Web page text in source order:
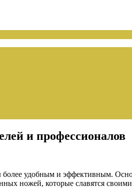
и профессионалов
удобным и эффективным.
ножей, которые славятся